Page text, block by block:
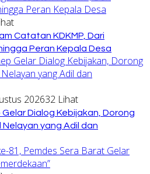
Catatan KDKMP, Dari
Peran Kepala Desa
202632 Lihat
Gelar Dialog Kebijakan, Dorong
Nelayan yang Adil dan